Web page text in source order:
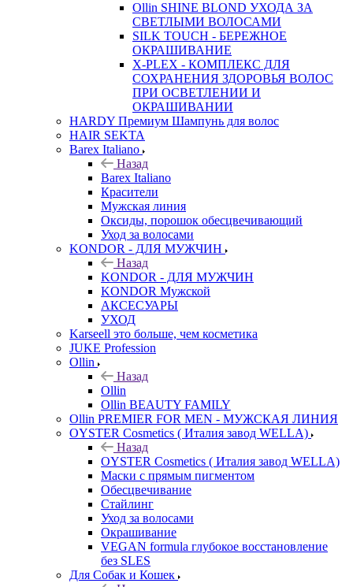
Ollin SHINE BLOND УХОДА ЗА
СВЕТЛЫМИ ВОЛОСАМИ
SILK TOUCH - БЕРЕЖНОЕ
ОКРАШИВАНИЕ
X-PLEX - КОМПЛЕКС ДЛЯ
СОХРАНЕНИЯ ЗДОРОВЬЯ ВОЛОС
ПРИ ОСВЕТЛЕНИИ И
ОКРАШИВАНИИ
HARDY Премиум Шампунь для волос
HAIR SEKTA
Barex Italiano
Назад
Barex Italiano
Красители
Мужская линия
Оксиды, порошок обесцвечивающий
Уход за волосами
KONDOR - ДЛЯ МУЖЧИН
Назад
KONDOR - ДЛЯ МУЖЧИН
KONDOR Мужской
АКСЕСУАРЫ
УХОД
Karseell это больше, чем косметика
JUKE Profession
Ollin
Назад
Ollin
Ollin BEAUTY FAMILY
Ollin PREMIER FOR MEN - МУЖСКАЯ ЛИНИЯ
OYSTER Cosmetics ( Италия завод WELLA)
Назад
OYSTER Cosmetics ( Италия завод WELLA)
Маски с прямым пигментом
Обесцвечивание
Стайлинг
Уход за волосами
Окрашивание
VEGAN formula глубокое восстановление
без SLES
Для Собак и Кошек